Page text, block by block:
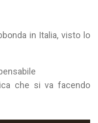
in Italia, visto lo
che si va facendo